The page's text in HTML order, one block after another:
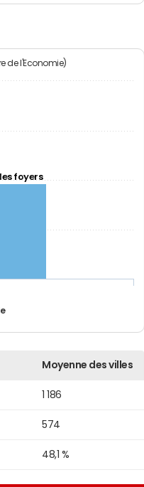
de l'Economie)
foyers
Moyenne des villes
1 186
574
48,1 %